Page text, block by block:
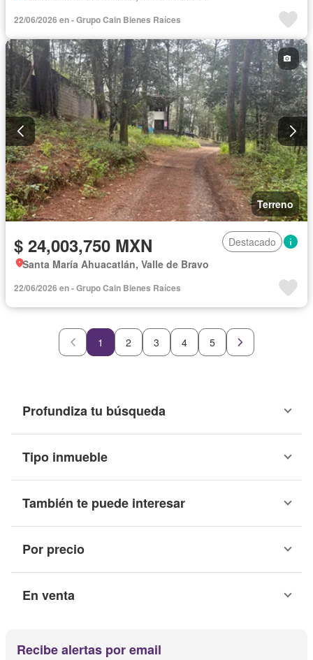
22/06/2026 en - Grupo Cain Bienes Raíces
Terreno
$ 24,003,750 MXN
Destacado
Santa María Ahuacatlán, Valle de Bravo
22/06/2026 en - Grupo Cain Bienes Raíces
1 2 3 4 5
Profundiza tu búsqueda
Tipo inmueble
También te puede interesar
Por precio
En venta
Recibe alertas por email